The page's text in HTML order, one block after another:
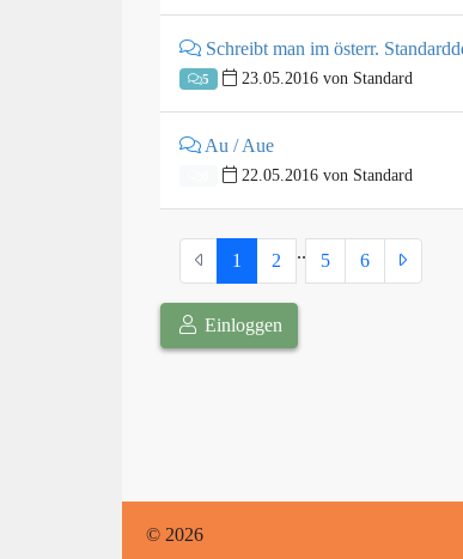
Schreibt man im österr.
5 23.05.2016 von Standard
Au / Aue
22.05.2016 von Standard
1 2 .. 5 6
Einloggen
© 2026